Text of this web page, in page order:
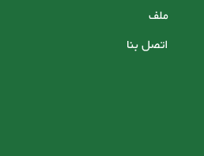
ملف
اتصل بنا